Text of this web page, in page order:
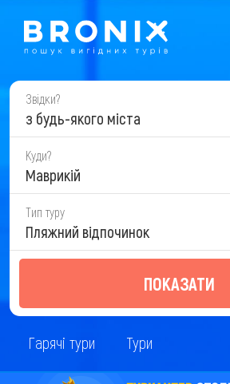
Звідки?
з будь-якого міста
Куди?
Маврикій
Тип туру
Пляжний відпочинок
ПОКАЗАТИ
Гарячі тури Тури